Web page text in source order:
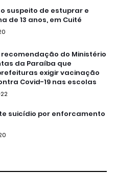
suspeito de estuprar e
de 13 anos, em Cuité
do Ministério
da Paraíba que
exigir vacinação
Covid-19 nas escolas
suicídio por enforcamento